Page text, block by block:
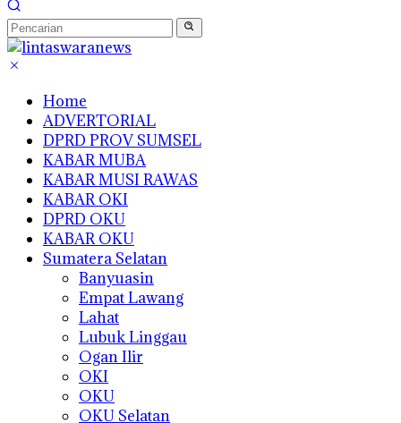
Home
ADVERTORIAL
DPRD PROV SUMSEL
KABAR MUBA
KABAR MUSI RAWAS
KABAR OKI
DPRD OKU
KABAR OKU
Sumatera Selatan
Banyuasin
Empat Lawang
Lahat
Lubuk Linggau
Ogan Ilir
OKI
OKU
OKU Selatan